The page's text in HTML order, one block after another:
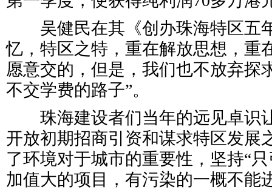
吴健民在其《创办珠海特区五
忆，特区之特，重在解放思想，重
愿意交的，但是，我们也不放弃探
不交学费的路子”。
珠海建设者们当年的远见卓识
开放初期招商引资和谋求特区发展
了环境对于城市的重要性，坚持“
加值大的项目，有污染的一概不能